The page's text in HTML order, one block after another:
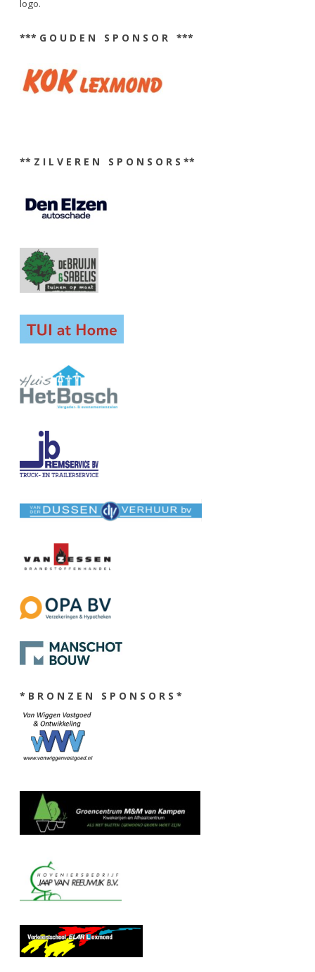
logo.
*** G O U D E N S P O N S O R ***
** Z I L V E R E N S P O N S O R S **
* B R O N Z E N S P O N S O R S *